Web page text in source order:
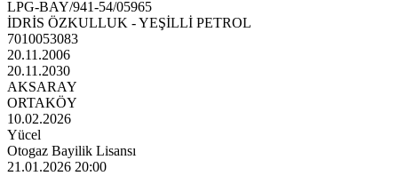
LPG-BAY/941-54/05965
İDRİS ÖZKULLUK - YEŞİLLİ PETROL
7010053083
20.11.2006
20.11.2030
AKSARAY
ORTAKÖY
10.02.2026
Yücel
Otogaz Bayilik Lisansı
21.01.2026 20:00